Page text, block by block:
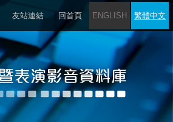
友站連結 回首頁 ENGLISH 繁體中文